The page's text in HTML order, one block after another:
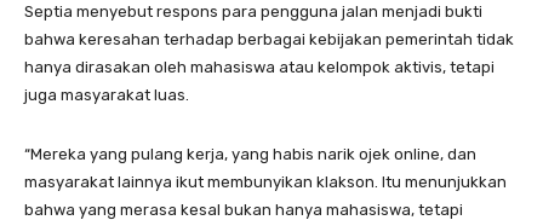
Septia menyebut respons para pengguna jalan menjadi bukti
bahwa keresahan terhadap berbagai kebijakan pemerintah tidak
hanya dirasakan oleh mahasiswa atau kelompok aktivis, tetapi
juga masyarakat luas.
“Mereka yang pulang kerja, yang habis narik ojek online, dan
masyarakat lainnya ikut membunyikan klakson. Itu menunjukkan
bahwa yang merasa kesal bukan hanya mahasiswa, tetapi